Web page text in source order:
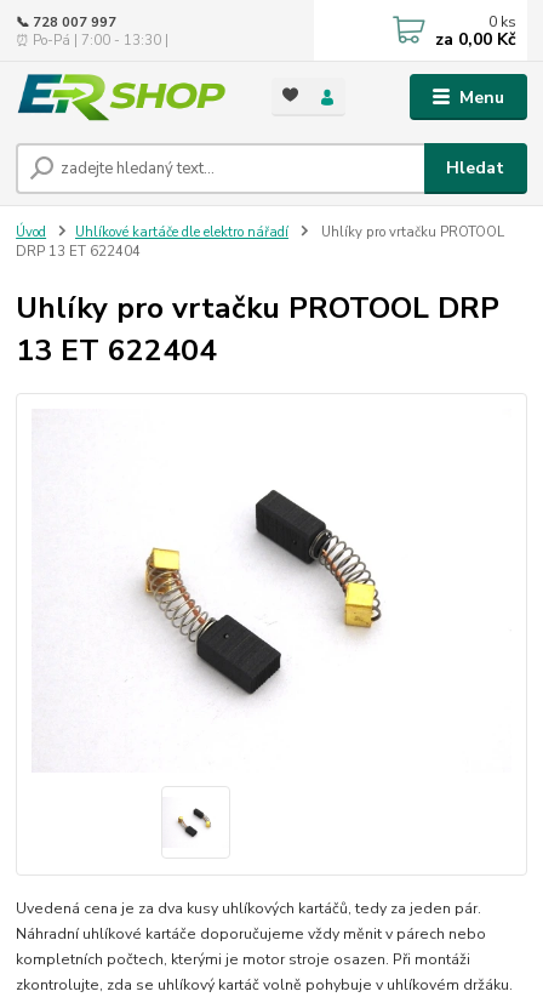
Menu
Hledat
📞 728 007 997
⏰ Po-Pá | 7:00 - 13:30 |
0 ks
za 0,00 Kč
Úvod Uhlíkové kartáče dle elektro nářadí
Uhlíky pro vrtačku PROTOOL
DRP 13 ET 622404
Uhlíky pro vrtačku PROTOOL DRP
13 ET 622404
Uvedená cena je za dva kusy uhlíkových kartáčů, tedy za jeden pár.
Náhradní uhlíkové kartáče doporučujeme vždy měnit v párech nebo
kompletních počtech, kterými je motor stroje osazen. Při montáži
zkontrolujte, zda se uhlíkový kartáč volně pohybuje v uhlíkovém držáku.